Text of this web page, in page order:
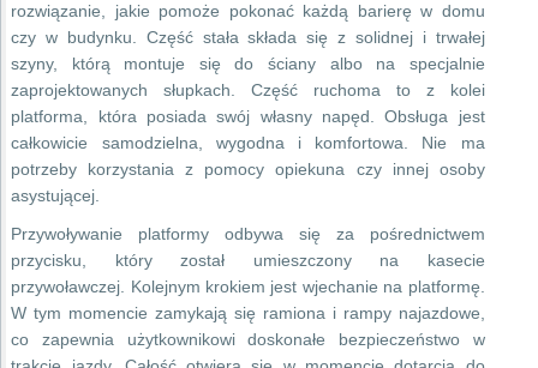
rozwiązanie, jakie pomoże pokonać każdą barierę w domu
czy w budynku. Część stała składa się z solidnej i trwałej
szyny, którą montuje się do ściany albo na specjalnie
zaprojektowanych słupkach. Część ruchoma to z kolei
platforma, która posiada swój własny napęd. Obsługa jest
całkowicie samodzielna, wygodna i komfortowa. Nie ma
potrzeby korzystania z pomocy opiekuna czy innej osoby
asystującej.
Przywoływanie platformy odbywa się za pośrednictwem
przycisku, który został umieszczony na kasecie
przywoławczej. Kolejnym krokiem jest wjechanie na platformę.
W tym momencie zamykają się ramiona i rampy najazdowe,
co zapewnia użytkownikowi doskonałe bezpieczeństwo w